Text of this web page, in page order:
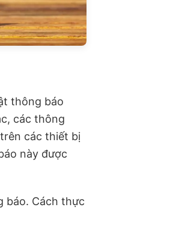
thông báo
các thông
các thiết bị
này được
báo. Cách thực